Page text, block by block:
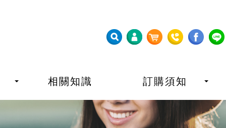
相關知識 訂購須知